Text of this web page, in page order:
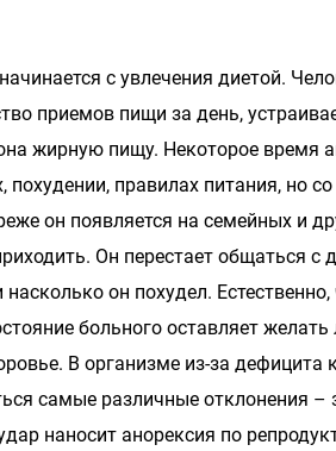
с увлечения диетой.
приемов пищи за день,
жирную пищу. Некоторое время
похудении, правилах питания, но
он появляется на семейных и
Он перестает общаться с
он похудел. Естественно,
больного оставляет
В организме из-за дефицита
самые различные отклонения –
наносит анорексия по